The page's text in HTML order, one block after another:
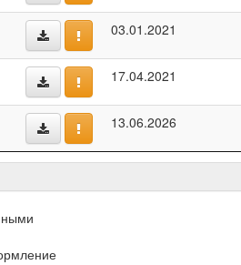
03.01.2021
17.04.2021
13.06.2026